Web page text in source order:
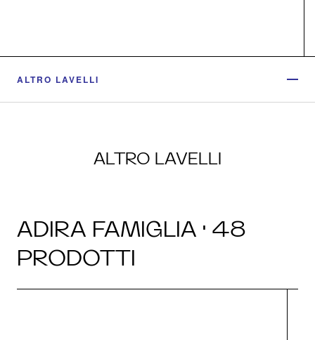
ALTRO LAVELLI
ALTRO LAVELLI
ADIRA FAMIGLIA · 48
PRODOTTI